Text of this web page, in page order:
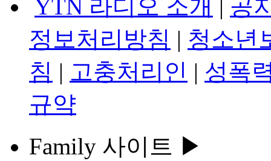
YTN 라디오 소개 | 공
정보처리방침 | 청소년
침 | 고충처리인 | 성폭
규약
Family 사이트 ▶